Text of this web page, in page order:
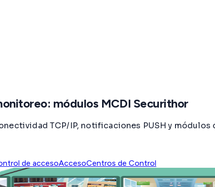
módulos MCDI Securithor
TCP/IP, notificaciones PUSH y
de accesoAccesoCentros de Control